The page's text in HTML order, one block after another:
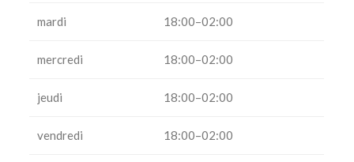
mardi 18:00–02:00
mercredi 18:00–02:00
jeudi 18:00–02:00
vendredi 18:00–02:00